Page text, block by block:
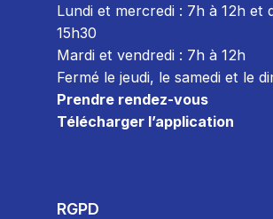
Lundi et mercredi : 7h à 12h et
15h30
Mardi et vendredi : 7h à 12h
Fermé le jeudi, le samedi et le
Prendre rendez-vous
Télécharger l’application
RGPD